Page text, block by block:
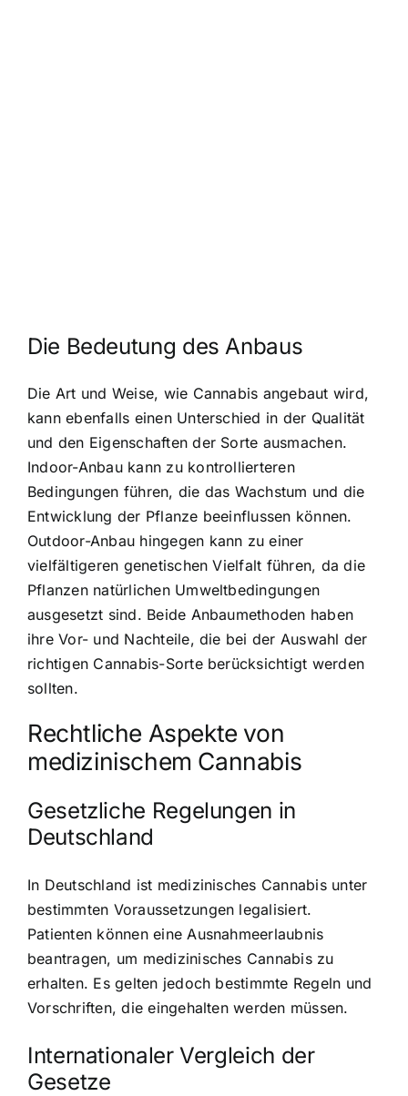
Die Bedeutung des Anbaus
Die Art und Weise, wie Cannabis angebaut wird,
kann ebenfalls einen Unterschied in der Qualität
und den Eigenschaften der Sorte ausmachen.
Indoor-Anbau kann zu kontrollierteren
Bedingungen führen, die das Wachstum und die
Entwicklung der Pflanze beeinflussen können.
Outdoor-Anbau hingegen kann zu einer
vielfältigeren genetischen Vielfalt führen, da die
Pflanzen natürlichen Umweltbedingungen
ausgesetzt sind. Beide Anbaumethoden haben
ihre Vor- und Nachteile, die bei der Auswahl der
richtigen Cannabis-Sorte berücksichtigt werden
sollten.
Rechtliche Aspekte von
medizinischem Cannabis
Gesetzliche Regelungen in
Deutschland
In Deutschland ist medizinisches Cannabis unter
bestimmten Voraussetzungen legalisiert.
Patienten können eine Ausnahmeerlaubnis
beantragen, um medizinisches Cannabis zu
erhalten. Es gelten jedoch bestimmte Regeln und
Vorschriften, die eingehalten werden müssen.
Internationaler Vergleich der
Gesetze